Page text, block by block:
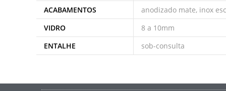
ACABAMENTOS
anodizado mate, inox
VIDRO
8 a 10mm
ENTALHE
sob-consulta